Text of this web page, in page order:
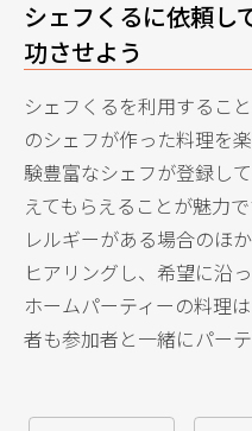
シェフくるに依頼し
功させよう
シェフくるを利用するこ
のシェフが作った料理を
験豊富なシェフが登録し
えてもらえることが魅力
レルギーがある場合のほ
ヒアリングし、希望に沿
ホームパーティーの料理
者も参加者と一緒にパー